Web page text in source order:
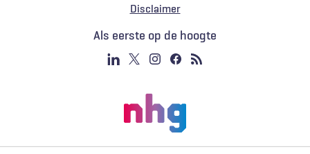
Voet
Disclaimer
Als eerste op de hoogte